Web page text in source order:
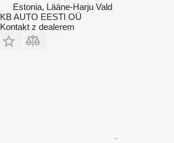
Estonia, Lääne-Harju Vald
KB AUTO EESTI OÜ
Kontakt z dealerem